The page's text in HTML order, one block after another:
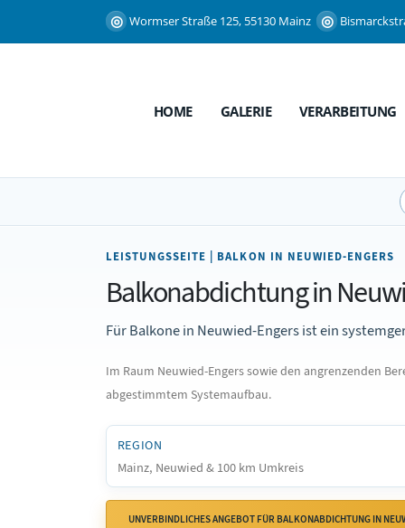
Wormser Straße 125, 55130 Mainz
HOME GALERIE VERARBEITUNG
LEISTUNGSSEITE | BALKON IN NEUWIED-ENGERS
Balkonabdichtung in
Für Balkone in Neuwied-Engers ist ein
Im Raum Neuwied-Engers sowie den angrenzenden
abgestimmtem Systemaufbau.
REGION
Mainz, Neuwied & 100 km Umkreis
UNVERBINDLICHES ANGEBOT FÜR BALKONABDICHTUNG IN